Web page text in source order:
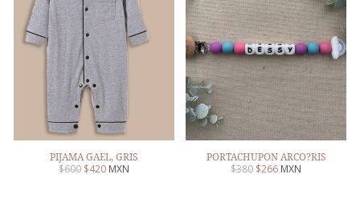
PIJAMA GAEL, GRIS
$600 $420 MXN
PORTACHUPON ARCO?RIS
$380 $266 MXN